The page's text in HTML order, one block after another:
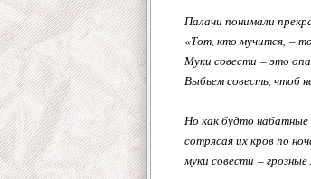
Палачи понимали
«Тот, кто мучится, –
Муки совести – это
Выбьем совесть, чтоб
Но как будто набатные
сотрясая их кров по
муки совести – грозные